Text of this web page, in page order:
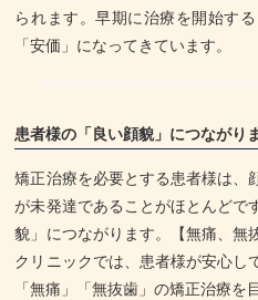
られます。早期に治療を開始す
「安価」になってきています。
患者様の「良い顔貌」につながり
矯正治療を必要とする患者様は、
が未発達であることがほとんどで
貌」につながります。【無痛、無
クリニックでは、患者様が安心し
「無痛」「無抜歯」の矯正治療を